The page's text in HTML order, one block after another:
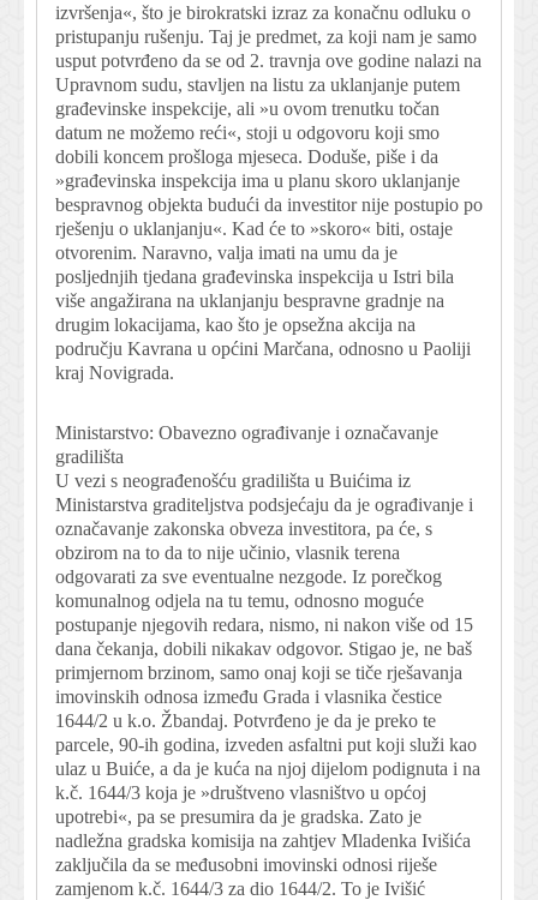
izvršenja«, što je birokratski izraz za konačnu odluku o
pristupanju rušenju. Taj je predmet, za koji nam je samo
usput potvrđeno da se od 2. travnja ove godine nalazi na
Upravnom sudu, stavljen na listu za uklanjanje putem
građevinske inspekcije, ali »u ovom trenutku točan
datum ne možemo reći«, stoji u odgovoru koji smo
dobili koncem prošloga mjeseca. Doduše, piše i da
»građevinska inspekcija ima u planu skoro uklanjanje
bespravnog objekta budući da investitor nije postupio po
rješenju o uklanjanju«. Kad će to »skoro« biti, ostaje
otvorenim. Naravno, valja imati na umu da je
posljednjih tjedana građevinska inspekcija u Istri bila
više angažirana na uklanjanju bespravne gradnje na
drugim lokacijama, kao što je opsežna akcija na
području Kavrana u općini Marčana, odnosno u Paoliji
kraj Novigrada.
Ministarstvo: Obavezno ograđivanje i označavanje
gradilišta
U vezi s neograđenošću gradilišta u Buićima iz
Ministarstva graditeljstva podsjećaju da je ograđivanje i
označavanje zakonska obveza investitora, pa će, s
obzirom na to da to nije učinio, vlasnik terena
odgovarati za sve eventualne nezgode. Iz porečkog
komunalnog odjela na tu temu, odnosno moguće
postupanje njegovih redara, nismo, ni nakon više od 15
dana čekanja, dobili nikakav odgovor. Stigao je, ne baš
primjernom brzinom, samo onaj koji se tiče rješavanja
imovinskih odnosa između Grada i vlasnika čestice
1644/2 u k.o. Žbandaj. Potvrđeno je da je preko te
parcele, 90-ih godina, izveden asfaltni put koji služi kao
ulaz u Buiće, a da je kuća na njoj dijelom podignuta i na
k.č. 1644/3 koja je »društveno vlasništvo u općoj
upotrebi«, pa se presumira da je gradska. Zato je
nadležna gradska komisija na zahtjev Mladenka Ivišića
zaključila da se međusobni imovinski odnosi riješe
zamjenom k.č. 1644/3 za dio 1644/2. To je Ivišić